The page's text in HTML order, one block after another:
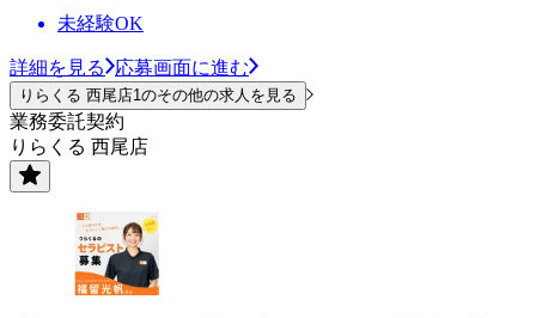
未経験OK
詳細を見る 応募画面に進む
りらくる 西尾店1のその他の求人を見る
業務委託契約
りらくる 西尾店